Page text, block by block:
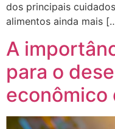
dos principais
alimentos ainda mais
A
para o
econômico